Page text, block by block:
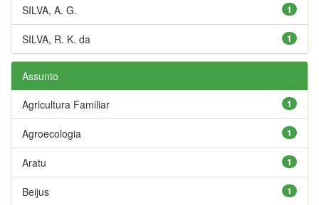
1
SILVA, A. G.
1
SILVA, R. K. da
Assunto
1
Agricultura Familiar
1
Agroecologia
1
Aratu
1
Beijus